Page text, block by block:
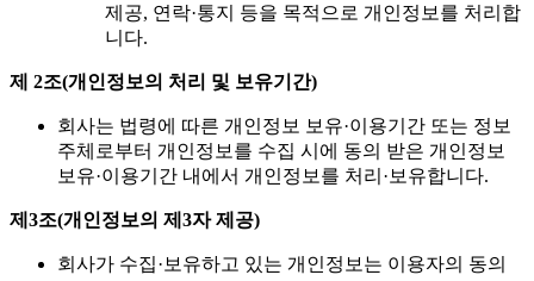
제공, 연락·통지 등을 목적으로 개인정보를 처리합
니다.
제 2조(개인정보의 처리 및 보유기간)
회사는 법령에 따른 개인정보 보유·이용기간 또는 정보
주체로부터 개인정보를 수집 시에 동의 받은 개인정보
보유·이용기간 내에서 개인정보를 처리·보유합니다.
제3조(개인정보의 제3자 제공)
회사가 수집·보유하고 있는 개인정보는 이용자의 동의